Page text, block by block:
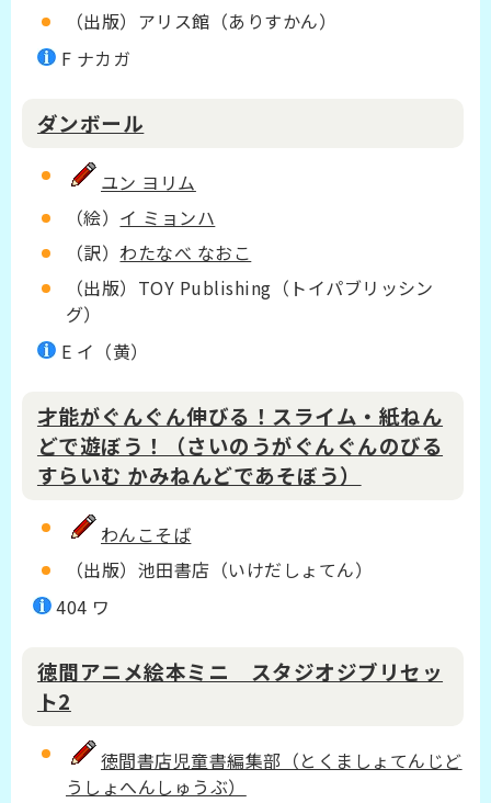
（出版）アリス館（ありすかん）
F ナカガ
ダンボール
ユン ヨリム
（絵） イ ミョンハ
（訳） わたなべ なおこ
（出版）TOY Publishing（トイパブリッシン
グ）
E イ（黄）
才能がぐんぐん伸びる！スライム・紙ねん
どで遊ぼう！（さいのうがぐんぐんのびる
すらいむ かみねんどであそぼう）
わんこそば
（出版）池田書店（いけだしょてん）
404 ワ
徳間アニメ絵本ミニ スタジオジブリセッ
ト2
徳間書店児童書編集部（とくましょてんじど
うしょへんしゅうぶ）